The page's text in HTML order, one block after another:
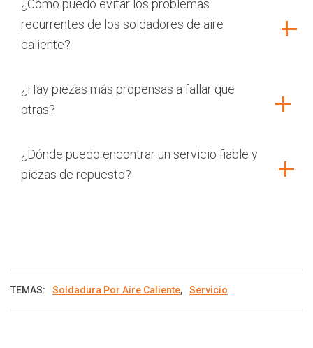
¿Cómo puedo evitar los problemas
recurrentes de los soldadores de aire
caliente?
¿Hay piezas más propensas a fallar que
otras?
¿Dónde puedo encontrar un servicio fiable y
piezas de repuesto?
TEMAS: Soldadura Por Aire Caliente, Servicio